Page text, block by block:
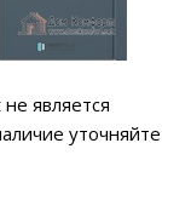
является
уточняйте